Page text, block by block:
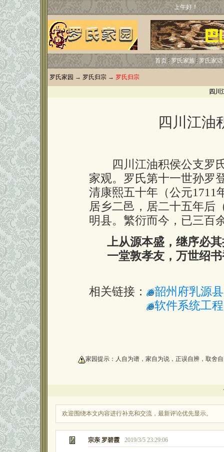
上午好！
首页 罗氏家族 罗氏家话
罗氏家园 → 罗氏归宗 → 罗氏归宗
四川
四川江油
四川江油积侯公支罗氏
家观。罗氏第十一世孙罗
清康熙五十年（公元1711
居乡二邑，居二十五年后
明县。繁衍而今，已三百
上从源本盛，继序必
一堂敦孝友，万世绍
相关链接：
韶州府乳源
软件系统工
家园提示：人自为谱，家自为说，正误自辨，取舍
欢迎围绕本文内容进行补充和交流，最新评论优先显示。
宗亲 罗碧霞 2019/3/5 23:29:06